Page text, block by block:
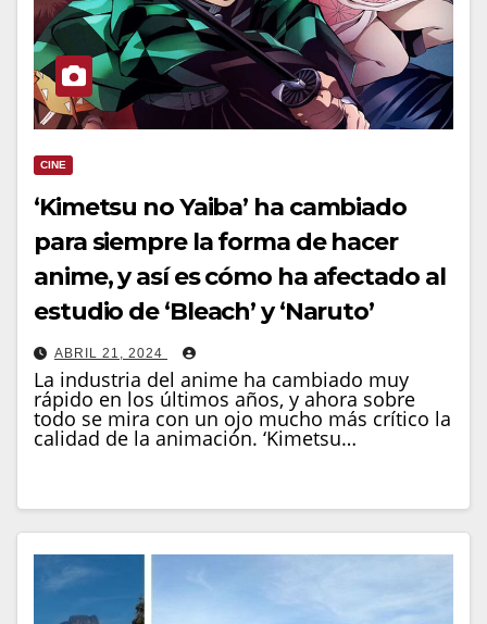
CINE
‘Kimetsu no Yaiba’ ha cambiado
para siempre la forma de hacer
anime, y así es cómo ha afectado al
estudio de ‘Bleach’ y ‘Naruto’
ABRIL 21, 2024
La industria del anime ha cambiado muy
rápido en los últimos años, y ahora sobre
todo se mira con un ojo mucho más crítico la
calidad de la animación. ‘Kimetsu…